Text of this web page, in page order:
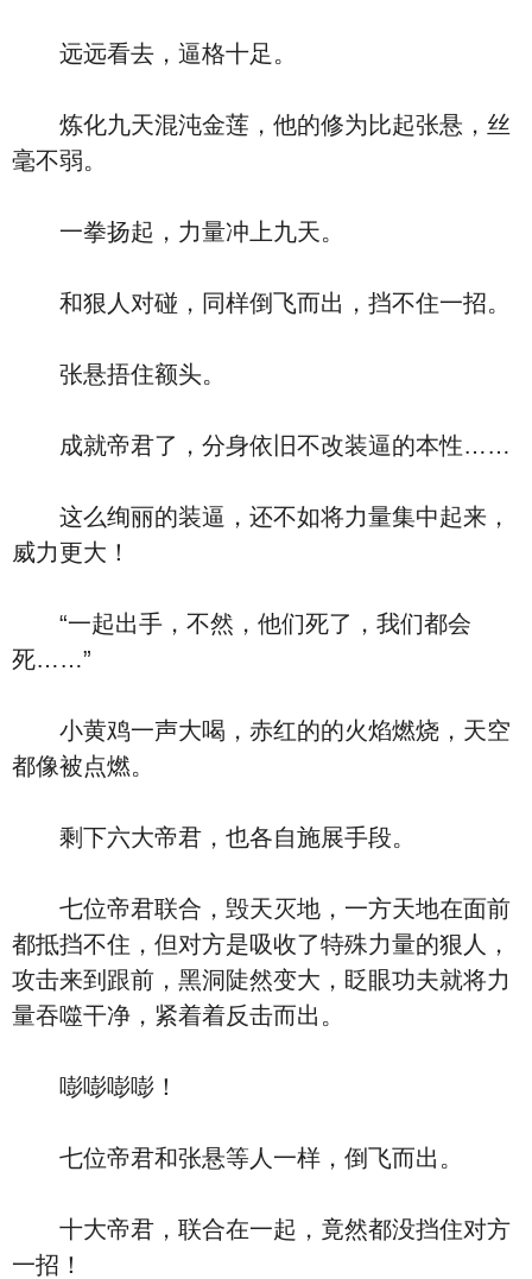
远远看去，逼格十足。
炼化九天混沌金莲，他的修为比起张悬，丝
毫不弱。
一拳扬起，力量冲上九天。
和狠人对碰，同样倒飞而出，挡不住一招。
张悬捂住额头。
成就帝君了，分身依旧不改装逼的本性……
这么绚丽的装逼，还不如将力量集中起来，
威力更大！
“一起出手，不然，他们死了，我们都会
死……”
小黄鸡一声大喝，赤红的的火焰燃烧，天空
都像被点燃。
剩下六大帝君，也各自施展手段。
七位帝君联合，毁天灭地，一方天地在面前
都抵挡不住，但对方是吸收了特殊力量的狠人，
攻击来到跟前，黑洞陡然变大，眨眼功夫就将力
量吞噬干净，紧着着反击而出。
嘭嘭嘭嘭！
七位帝君和张悬等人一样，倒飞而出。
十大帝君，联合在一起，竟然都没挡住对方
一招！